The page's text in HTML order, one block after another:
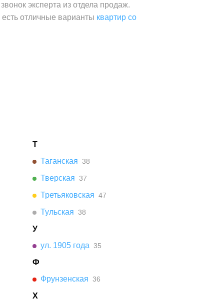
эксперта из отдела продаж.
отличные варианты квартир со
Т
Таганская 38
Тверская 37
Третьяковская 47
Тульская 38
У
ул. 1905 года 35
Ф
Фрунзенская 36
Х